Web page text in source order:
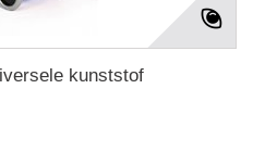
kunststof